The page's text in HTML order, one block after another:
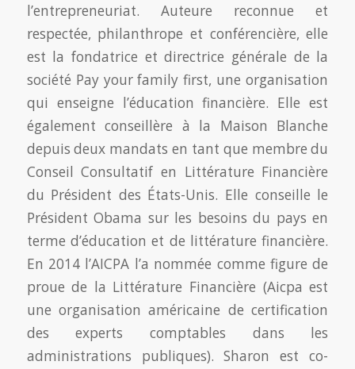
l’entrepreneuriat. Auteure reconnue et
respectée, philanthrope et conférencière, elle
est la fondatrice et directrice générale de la
société Pay your family first, une organisation
qui enseigne l’éducation financière. Elle est
également conseillère à la Maison Blanche
depuis deux mandats en tant que membre du
Conseil Consultatif en Littérature Financière
du Président des États-Unis. Elle conseille le
Président Obama sur les besoins du pays en
terme d’éducation et de littérature financière.
En 2014 l’AICPA l’a nommée comme figure de
proue de la Littérature Financière (Aicpa est
une organisation américaine de certification
des experts comptables dans les
administrations publiques). Sharon est co-